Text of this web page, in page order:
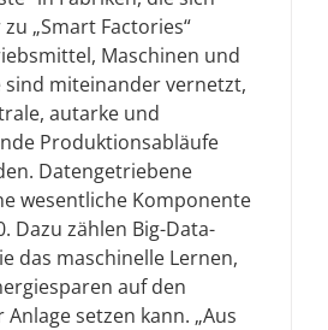
„Smart Factories“
Maschinen und
sind miteinander vernetzt,
autarke und
Produktionsabläufe
Datengetriebene
wesentliche Komponente
Dazu zählen Big-Data-
das maschinelle Lernen,
auf den
Anlage setzen kann. „Aus